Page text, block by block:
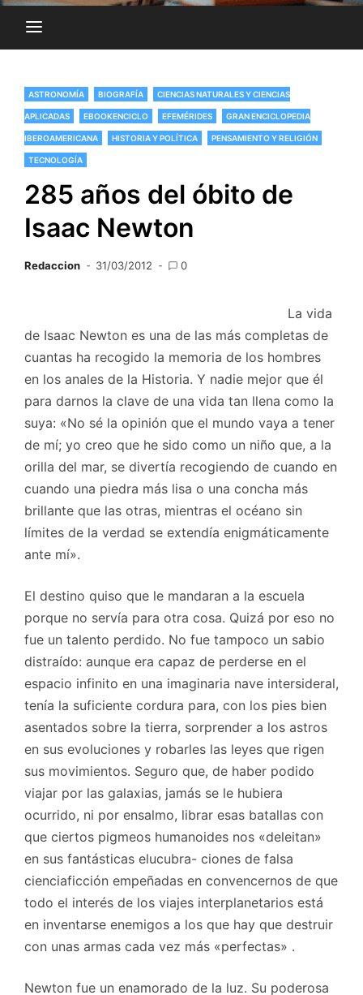
ASTRONOMÍA BIOGRAFÍA CIENCIAS NATURALES Y CIENCIAS
APLICADAS EBOOKENCICLO EFEMÉRIDES GRAN ENCICLOPEDIA
IBEROAMERICANA HISTORIA Y POLÍTICA PENSAMIENTO Y RELIGIÓN
TECNOLOGÍA
285 años del óbito de
Isaac Newton
Redaccion 31/03/2012 0
La vida
de Isaac Newton es una de las más completas de
cuantas ha recogido la memoria de los hombres
en los anales de la Historia. Y nadie mejor que él
para darnos la clave de una vida tan llena como la
suya: «No sé la opinión que el mundo vaya a tener
de mí; yo creo que he sido como un niño que, a la
orilla del mar, se divertía recogiendo de cuando en
cuando una piedra más lisa o una concha más
brillante que las otras, mientras el océano sin
límites de la verdad se extendía enigmáticamente
ante mí».
El destino quiso que le mandaran a la escuela
porque no servía para otra cosa. Quizá por eso no
fue un talento perdido. No fue tampoco un sabio
distraído: aunque era capaz de perderse en el
espacio infinito en una imaginaria nave intersideral,
tenía la suficiente cordura para, con los pies bien
asentados sobre la tierra, sorprender a los astros
en sus evoluciones y robarles las leyes que rigen
sus movimientos. Seguro que, de haber podido
viajar por las galaxias, jamás se le hubiera
ocurrido, ni por ensalmo, librar esas batallas con
que ciertos pigmeos humanoides nos «deleitan»
en sus fantásticas elucubra- ciones de falsa
cienciaficción empeñadas en convencernos de que
todo el interés de los viajes interplanetarios está
en inventarse enemigos a los que hay que destruir
con unas armas cada vez más «perfectas» .
Newton fue un enamorado de la luz. Su poderosa